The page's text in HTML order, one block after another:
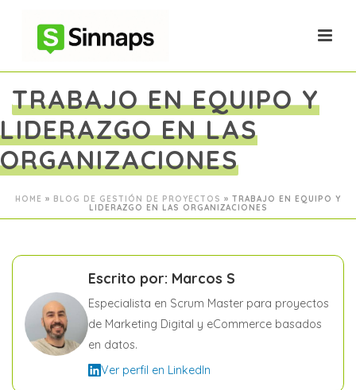
TRABAJO EN EQUIPO Y
LIDERAZGO EN LAS
ORGANIZACIONES
HOME » BLOG DE GESTIÓN DE PROYECTOS » TRABAJO EN EQUIPO Y
LIDERAZGO EN LAS ORGANIZACIONES
Escrito por: Marcos S
Especialista en Scrum Master para proyectos
de Marketing Digital y eCommerce basados
en datos.
Ver perfil en LinkedIn